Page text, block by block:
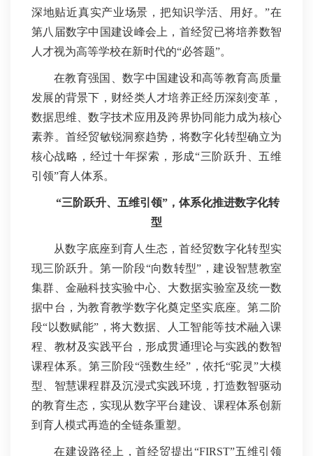
深地贴近真实产业场景，把知识学活、用好。”在
第八届数字中国建设峰会上，首经贸已将培养数智
人才视为高等学校在新时代的“必答题”。
在教育强国、数字中国建设和高等教育高质量
发展的背景下，财经类人才培养正经历深刻变革，
数据思维、数字技术应用及跨界协同能力成为核心
素养。首经贸敏锐洞察趋势，将数字化转型确立为
核心战略，经过十年探索，形成“三阶跃升、五维
引领”育人体系。
“三阶跃升、五维引领”， 体系化推进数字化转
型
从数字底座到育人生态，首经贸数字化转型实
现三阶跃升。第一阶段“向数转型”，建设智慧教室
集群、金融科技实验中心、大数据实验室及统一数
据中台，为教育教学数字化奠定坚实底座。第二阶
段“以数赋能”，将大数据、人工智能等技术融入课
程、教材及实践平台，形成贯通理论与实践的数智
课程体系。第三阶段“强数生经”，依托“驼灵”大模
型、智慧课程群及沉浸式实践环境，打造数智驱动
的教育生态，实现从数字平台建设、课程体系创新
到育人模式再造的全链条重塑。
在建设路径上，首经贸提出“FIRST”五维引领